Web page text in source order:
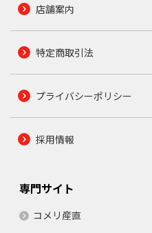
店舗案内
特定商取引法
プライバシーポリシー
採用情報
専門サイト
コメリ産直